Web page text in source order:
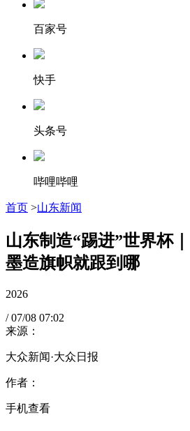
百家号
快手
头条号
哔哩哔哩
首页 >山东新闻
山东制造“踢进”世界杯
墨造旗帜就跟到哪
2026
/ 07/08 07:02
来源：
大众新闻·大众日报
作者：
手机查看